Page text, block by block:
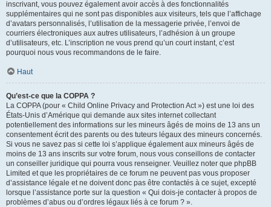
inscrivant, vous pouvez également avoir accès à des fonctionnalités
supplémentaires qui ne sont pas disponibles aux visiteurs, tels que l’affichage
d’avatars personnalisés, l’utilisation de la messagerie privée, l’envoi de
courriers électroniques aux autres utilisateurs, l’adhésion à un groupe
d’utilisateurs, etc. L’inscription ne vous prend qu’un court instant, c’est
pourquoi nous vous recommandons de le faire.
Haut
Qu’est-ce que la COPPA ?
La COPPA (pour « Child Online Privacy and Protection Act ») est une loi des
États-Unis d’Amérique qui demande aux sites internet collectant
potentiellement des informations sur les mineurs âgés de moins de 13 ans un
consentement écrit des parents ou des tuteurs légaux des mineurs concernés.
Si vous ne savez pas si cette loi s’applique également aux mineurs âgés de
moins de 13 ans inscrits sur votre forum, nous vous conseillons de contacter
un conseiller juridique qui pourra vous renseigner. Veuillez noter que phpBB
Limited et que les propriétaires de ce forum ne peuvent pas vous proposer
d’assistance légale et ne doivent donc pas être contactés à ce sujet, excepté
lorsque l’assistance porte sur la question « Qui dois-je contacter à propos de
problèmes d’abus ou d’ordres légaux liés à ce forum ? ».